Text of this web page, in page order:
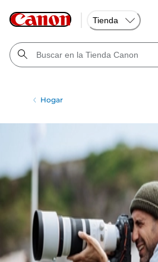
Tienda
Hogar